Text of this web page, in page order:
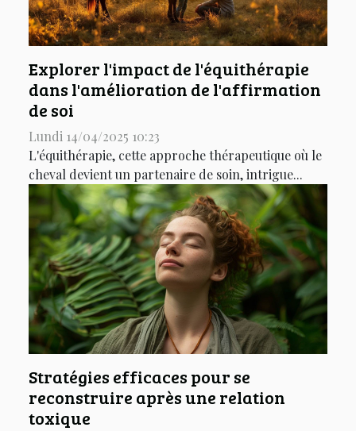
Explorer l'impact de l'équithérapie
dans l'amélioration de l'affirmation
de soi
Lundi 14/04/2025 10:23
L'équithérapie, cette approche thérapeutique où le
cheval devient un partenaire de soin, intrigue...
Stratégies efficaces pour se
reconstruire après une relation
toxique